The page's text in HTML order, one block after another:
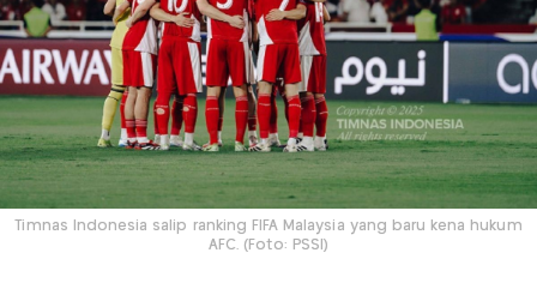
Timnas Indonesia salip ranking FIFA Malaysia yang baru kena hukum
AFC. (Foto: PSSI)